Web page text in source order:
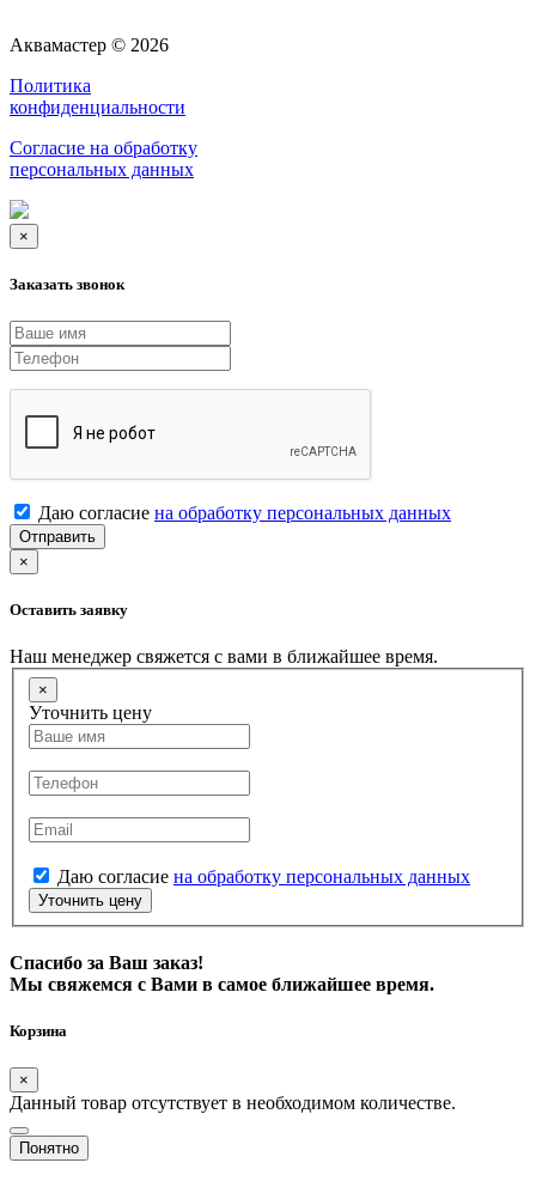
Аквамастер © 2026
Политика
конфиденциальности
Согласие на обработку
персональных данных
×
Заказать звонок
Даю согласие на обработку персональных данных
Отправить
×
Оставить заявку
Наш менеджер свяжется с вами в ближайшее время.
×
Уточнить цену
Даю согласие на обработку персональных данных
Уточнить цену
Спасибо за Ваш заказ!
Мы свяжемся с Вами в самое ближайшее время.
Корзина
×
Данный товар отсутствует в необходимом количестве.
Понятно